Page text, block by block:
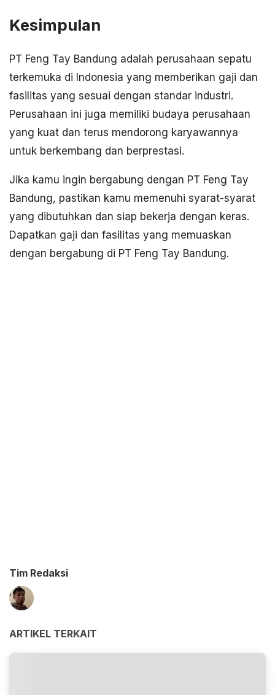
Kesimpulan
PT Feng Tay Bandung adalah perusahaan sepatu
terkemuka di Indonesia yang memberikan gaji dan
fasilitas yang sesuai dengan standar industri.
Perusahaan ini juga memiliki budaya perusahaan
yang kuat dan terus mendorong karyawannya
untuk berkembang dan berprestasi.
Jika kamu ingin bergabung dengan PT Feng Tay
Bandung, pastikan kamu memenuhi syarat-syarat
yang dibutuhkan dan siap bekerja dengan keras.
Dapatkan gaji dan fasilitas yang memuaskan
dengan bergabung di PT Feng Tay Bandung.
Tim Redaksi
ARTIKEL TERKAIT